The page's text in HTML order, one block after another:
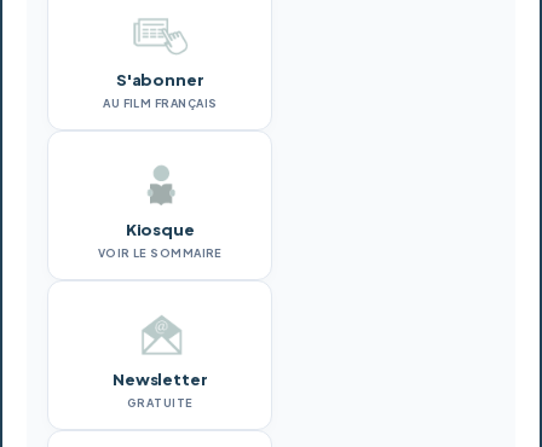
S'abonner
AU FILM FRANÇAIS
Kiosque
VOIR LE SOMMAIRE
Newsletter
GRATUITE